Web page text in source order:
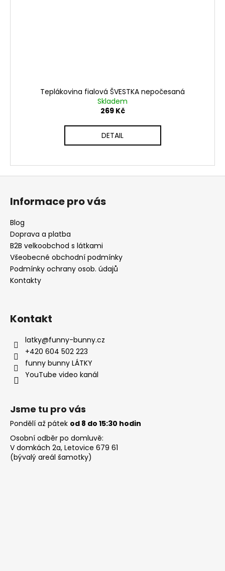
Teplákovina fialová ŠVESTKA nepočesaná
Skladem
269 Kč
DETAIL
Z
Informace pro vás
Blog
Doprava a platba
B2B velkoobchod s látkami
Všeobecné obchodní podmínky
Podmínky ochrany osob. údajů
Kontakty
Kontakt
latky@funny-bunny.cz
+420 604 502 223
funny bunny LÁTKY
YouTube video kanál
Jsme tu pro vás
Pondělí až pátek od 8 do 15:30 hodin
Osobní odběr po domluvě:
V domkách 2a, Letovice 679 61
(bývalý areál šamotky)